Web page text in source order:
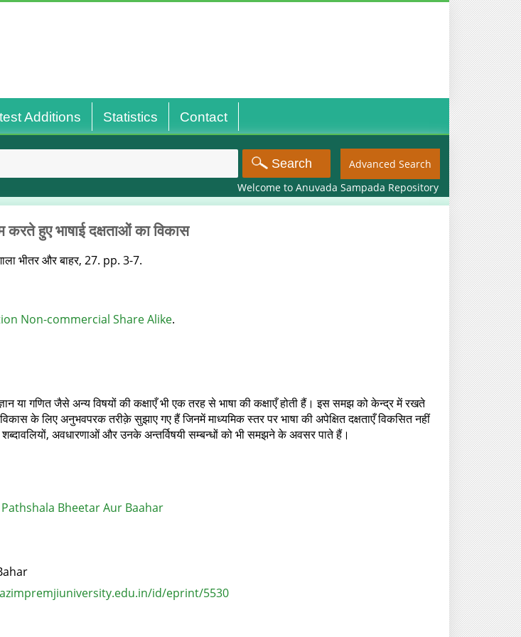
Additions Statistics Contact
Advanced Search
Welcome to Anuvada Sampada Repository
करते हुए भाषाई दक्षताओं का विकास
भीतर और बाहर, 27. pp. 3-7.
Non-commercial Share Alike.
या गणित जैसे अन्य विषयों की कक्षाएँ भी एक तरह से भाषा की कक्षाएँ होती हैं। इस समझ को केन्द्र में रखते
के लिए अनुभवपरक तरीक़े सुझाए गए हैं जिनमें माध्यमिक स्तर पर भाषा की अपेक्षित दक्षताएँ विकसित नहीं
शब्दावलियों, अवधारणाओं और उनके अन्तर्विषयी सम्बन्धों को भी समझने के अवसर पाते हैं।
Bheetar Aur Baahar
id/eprint/5530